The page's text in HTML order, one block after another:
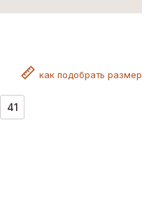
как подобрать размер
41